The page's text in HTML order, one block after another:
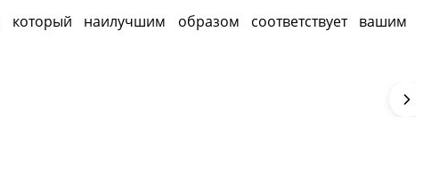
наилучшим образом соответствует вашим